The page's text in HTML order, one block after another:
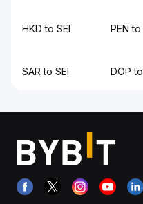
HKD to SEI PEN to
SAR to SEI DOP